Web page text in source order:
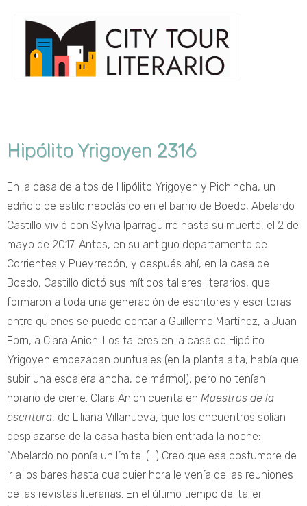
Hipólito Yrigoyen 2316
En la casa de altos de Hipólito Yrigoyen y Pichincha, un
edificio de estilo neoclásico en el barrio de Boedo, Abelardo
Castillo vivió con Sylvia Iparraguirre hasta su muerte, el 2 de
mayo de 2017. Antes, en su antiguo departamento de
Corrientes y Pueyrredón, y después ahí, en la casa de
Boedo, Castillo dictó sus míticos talleres literarios, que
formaron a toda una generación de escritores y escritoras
entre quienes se puede contar a Guillermo Martínez, a Juan
Forn, a Clara Anich. Los talleres en la casa de Hipólito
Yrigoyen empezaban puntuales (en la planta alta, había que
subir una escalera ancha, de mármol), pero no tenían
horario de cierre. Clara Anich cuenta en Maestros de la
escritura, de Liliana Villanueva, que los encuentros solían
desplazarse de la casa hasta bien entrada la noche:
“Abelardo no ponía un límite. (…) Creo que esa costumbre de
ir a los bares hasta cualquier hora le venía de las reuniones
de las revistas literarias. En el último tiempo del taller